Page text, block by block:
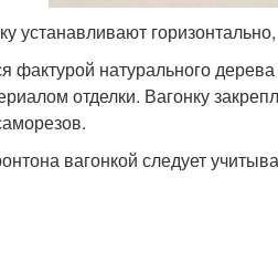
устанавливают
фактурой натурального
отделки. Вагонку
вагонкой следует